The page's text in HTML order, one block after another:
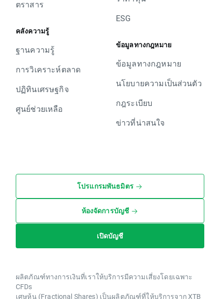
ตราสาร
คลังความรู้
ฐานความรู้
การวิเคราะห์ตลาด
ปฏิทินเศรษฐกิจ
ศูนย์ช่วยเหลือ
ESG
ข้อมูลทางกฎหมาย
ข้อมูลทางกฎหมาย
นโยบายความเป็นส่วนตัว
กฎระเบียบ
ข่าวที่น่าสนใจ
โปรแกรมพันธมิตร
ห้องจัดการบัญชี
เปิดบัญชี
ผลิตภัณฑ์ทางการเงินที่เราให้บริการมีความเสี่ยงโดยเฉพาะ
CFDs
เศษหุ้น (Fractional Shares) เป็นผลิตภัณฑ์ที่ให้บริการจาก XTB